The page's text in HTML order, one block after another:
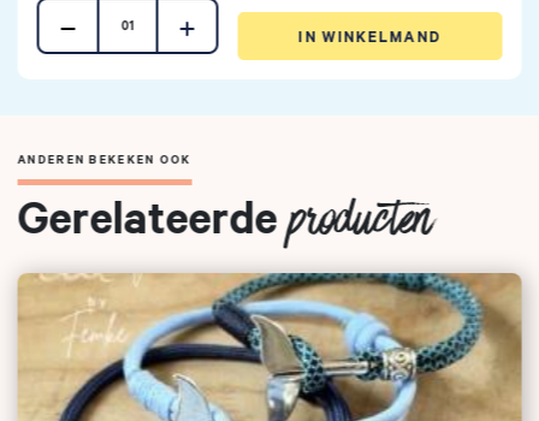
01
IN WINKELMAND
ANDEREN BEKEKEN OOK
Gerelateerdeproducten